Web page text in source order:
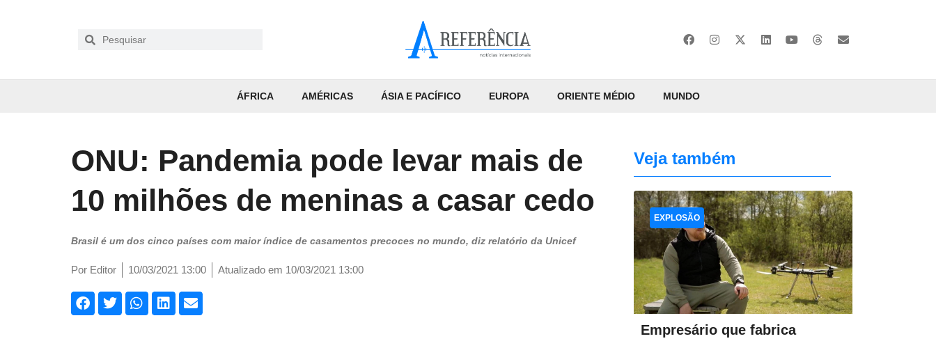
ÁFRICA AMÉRICAS ÁSIA E PACÍFICO EUROPA ORIENTE MÉDIO MUNDO
ONU: Pandemia pode levar mais de
10 milhões de meninas a casar cedo
Brasil é um dos cinco países com maior índice de casamentos precoces no mundo, diz relatório da Unicef
Por Editor 10/03/2021 13:00 Atualizado em 10/03/2021 13:00
Veja também
Empresário que fabrica
EXPLOSÃO